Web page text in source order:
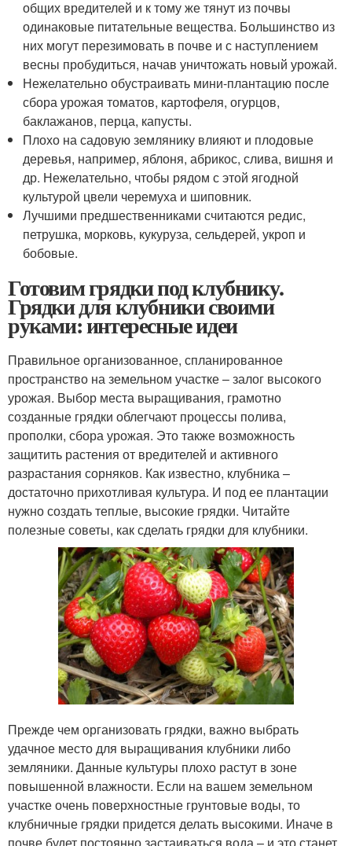
общих вредителей и к тому же тянут из почвы
одинаковые питательные вещества. Большинство из
них могут перезимовать в почве и с наступлением
весны пробудиться, начав уничтожать новый урожай.
Нежелательно обустраивать мини-плантацию после
сбора урожая томатов, картофеля, огурцов,
баклажанов, перца, капусты.
Плохо на садовую землянику влияют и плодовые
деревья, например, яблоня, абрикос, слива, вишня и
др. Нежелательно, чтобы рядом с этой ягодной
культурой цвели черемуха и шиповник.
Лучшими предшественниками считаются редис,
петрушка, морковь, кукуруза, сельдерей, укроп и
бобовые.
Готовим грядки под клубнику.
Грядки для клубники своими
руками: интересные идеи
Правильное организованное, спланированное
пространство на земельном участке – залог высокого
урожая. Выбор места выращивания, грамотно
созданные грядки облегчают процессы полива,
прополки, сбора урожая. Это также возможность
защитить растения от вредителей и активного
разрастания сорняков. Как известно, клубника –
достаточно прихотливая культура. И под ее плантации
нужно создать теплые, высокие грядки. Читайте
полезные советы, как сделать грядки для клубники.
Прежде чем организовать грядки, важно выбрать
удачное место для выращивания клубники либо
земляники. Данные культуры плохо растут в зоне
повышенной влажности. Если на вашем земельном
участке очень поверхностные грунтовые воды, то
клубничные грядки придется делать высокими. Иначе в
почве будет постоянно застаиваться вода – и это станет